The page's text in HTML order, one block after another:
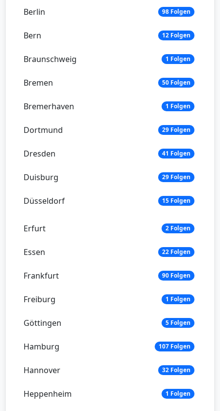
Berlin 98 Folgen
Bern 12 Folgen
Braunschweig 1 Folgen
Bremen 50 Folgen
Bremerhaven 1 Folgen
Dortmund 29 Folgen
Dresden 41 Folgen
Duisburg 29 Folgen
Düsseldorf 15 Folgen
Erfurt 2 Folgen
Essen 22 Folgen
Frankfurt 90 Folgen
Freiburg 1 Folgen
Göttingen 5 Folgen
Hamburg 107 Folgen
Hannover 32 Folgen
Heppenheim 1 Folgen